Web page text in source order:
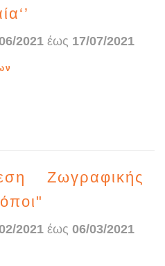
2021 έως 17/07/2021
Zωγραφικής
2021 έως 06/03/2021